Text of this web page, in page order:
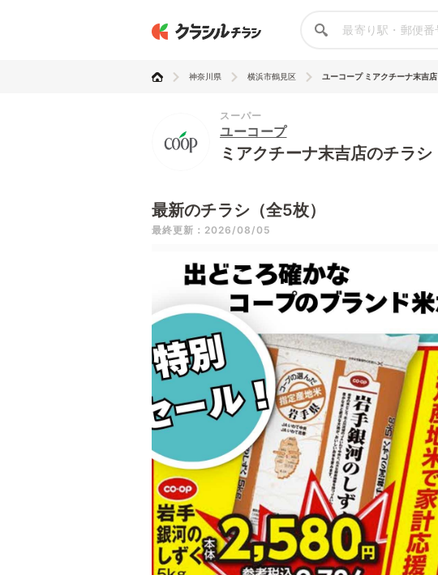
神奈川県 横浜市鶴見区 ユーコープ ミアクチーナ末吉店
スーパー
ユーコープ
ミアクチーナ末吉店のチラシ
最新のチラシ（全5枚）
最終更新：2026/08/05